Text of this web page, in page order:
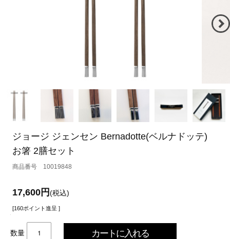
ジョージ ジェンセン Bernadotte(ベルナドッテ)
お箸 2膳セット
10019848
17,600円(税込)
[160ポイント進呈 ]
数量